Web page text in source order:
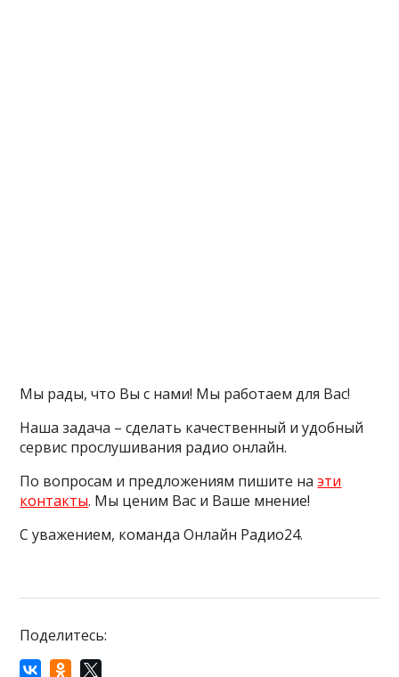
Мы рады, что Вы с нами! Мы работаем для Вас!
Наша задача – сделать качественный и удобный
сервис прослушивания радио онлайн.
По вопросам и предложениям пишите наэти
контакты. Мы ценим Вас и Ваше мнение!
С уважением, команда Онлайн Радио24.
Поделитесь: